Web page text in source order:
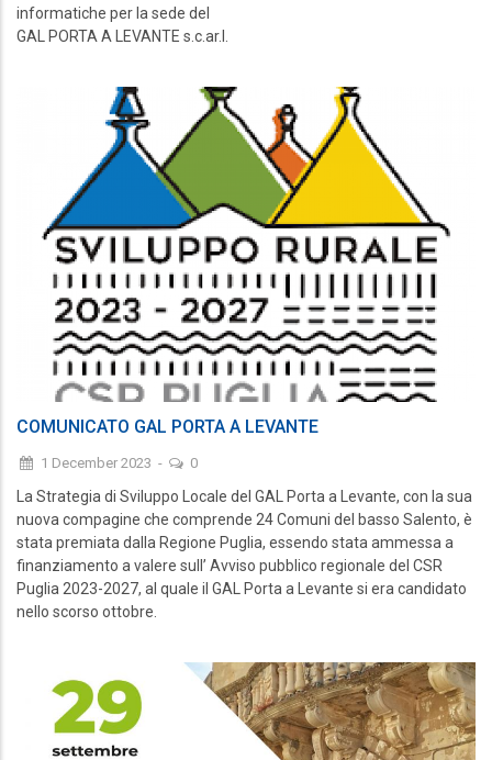
informatiche per la sede del
GAL PORTA A LEVANTE s.c.ar.l.
COMUNICATO GAL PORTA A LEVANTE
1 December 2023 - 0
La Strategia di Sviluppo Locale del GAL Porta a Levante, con la sua
nuova compagine che comprende 24 Comuni del basso Salento, è
stata premiata dalla Regione Puglia, essendo stata ammessa a
finanziamento a valere sull’ Avviso pubblico regionale del CSR
Puglia 2023-2027, al quale il GAL Porta a Levante si era candidato
nello scorso ottobre.